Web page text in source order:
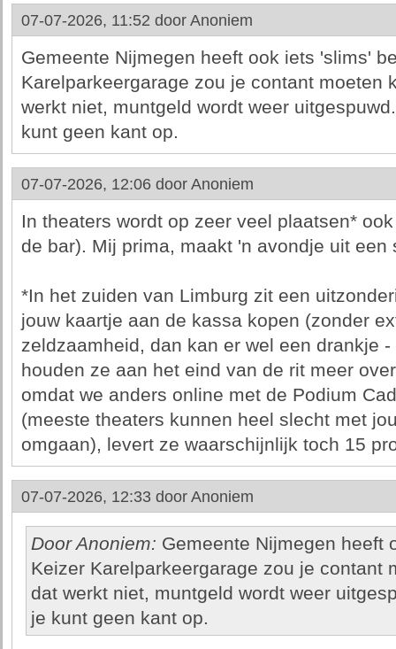
07-07-2026, 11:52 door Anoniem
Gemeente Nijmegen heeft ook iets 'slims'
Karelparkeergarage zou je contant moeten
werkt niet, muntgeld wordt weer
kunt geen kant op.
07-07-2026, 12:06 door Anoniem
In theaters wordt op zeer veel plaatsen*
de bar). Mij prima, maakt 'n avondje uit een
*In het zuiden van Limburg zit een
jouw kaartje aan de kassa kopen (zonder
zeldzaamheid, dan kan er wel een drankje
houden ze aan het eind van de rit meer
omdat we anders online met de Podium
(meeste theaters kunnen heel slecht met
omgaan), levert ze waarschijnlijk toch 15
07-07-2026, 12:33 door Anoniem
Door Anoniem: Gemeente Nijmegen heeft
Keizer Karelparkeergarage zou je contant
dat werkt niet, muntgeld wordt weer
je kunt geen kant op.